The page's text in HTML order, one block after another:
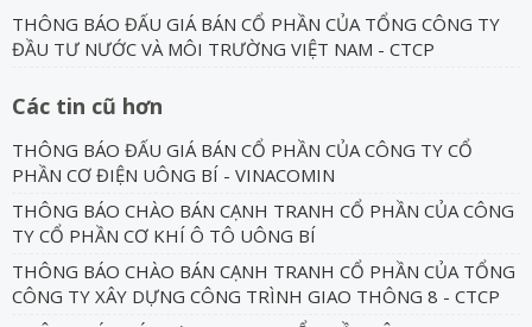
THÔNG BÁO ĐẤU GIÁ BÁN CỔ PHẦN CỦA TỔNG CÔNG TY
ĐẦU TƯ NƯỚC VÀ MÔI TRƯỜNG VIỆT NAM - CTCP
Các tin cũ hơn
THÔNG BÁO ĐẤU GIÁ BÁN CỔ PHẦN CỦA CÔNG TY CỔ
PHẦN CƠ ĐIỆN UÔNG BÍ - VINACOMIN
THÔNG BÁO CHÀO BÁN CẠNH TRANH CỔ PHẦN CỦA CÔNG
TY CỔ PHẦN CƠ KHÍ Ô TÔ UÔNG BÍ
THÔNG BÁO CHÀO BÁN CẠNH TRANH CỔ PHẦN CỦA TỔNG
CÔNG TY XÂY DỰNG CÔNG TRÌNH GIAO THÔNG 8 - CTCP